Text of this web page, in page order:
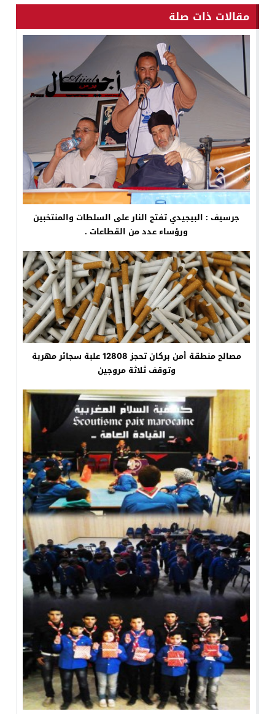
مقالات ذات صلة
جرسيف : البيجيدي تفتح النار على السلطات والمنتخبين
ورؤساء عدد من القطاعات .
مصالح منطقة أمن بركان تحجز 12808 علبة سجائر مهربة
وتوقف ثلاثة مروجين